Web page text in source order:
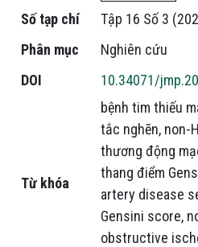
Số tạp chí
Tập 16 Số 3
Phân mục
Nghiên cứu
DOI
10.34071/
Từ khóa
bệnh tim thiếu
tắc nghẽn, non-
thương động
thang điểm
artery disease
Gensini score,
obstructive